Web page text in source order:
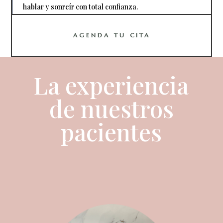
hablar y sonreír con total confianza.
AGENDA TU CITA
La experiencia
de nuestros
pacientes